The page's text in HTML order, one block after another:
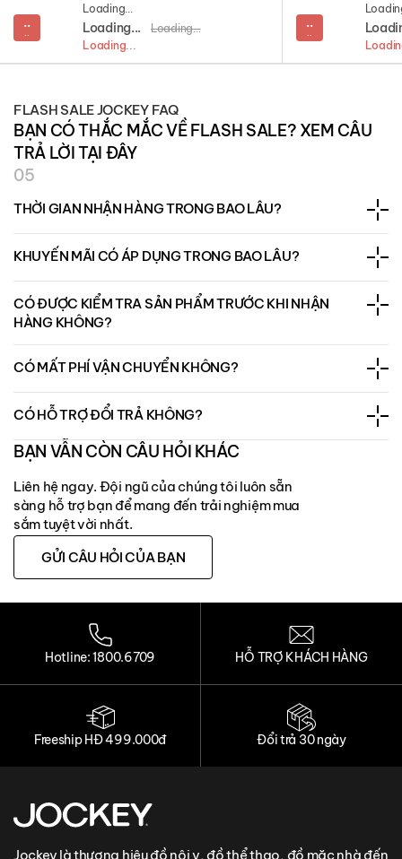
..
..
Loading...
Loading...
Loading...
Loading...
..
..
FLASH SALE JOCKEY FAQ
BẠN CÓ THẮC MẮC VỀ FLASH SALE? XEM CÂU
TRẢ LỜI TẠI ĐÂY
05
BẠN VẪN CÒN CÂU HỎI KHÁC
Liên hệ ngay. Đội ngũ của chúng tôi luôn sẵn
sàng hỗ trợ bạn để mang đến trải nghiệm mua
sắm tuyệt vời nhất.
GỬI CÂU HỎI CỦA BẠN
THỜI GIAN NHẬN HÀNG TRONG BAO LÂU?
KHUYẾN MÃI CÓ ÁP DỤNG TRONG BAO LÂU?
CÓ ĐƯỢC KIỂM TRA SẢN PHẨM TRƯỚC KHI NHẬN
HÀNG KHÔNG?
CÓ MẤT PHÍ VẬN CHUYỂN KHÔNG?
CÓ HỖ TRỢ ĐỔI TRẢ KHÔNG?
Hotline: 1800.6709 HỖ TRỢ KHÁCH HÀNG
Freeship HĐ 499.000đ Đổi trả 30 ngày
Jockey là thương hiệu đồ nội y, đồ thể thao, đồ mặc nhà đến